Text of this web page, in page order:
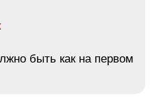
быть как на первом